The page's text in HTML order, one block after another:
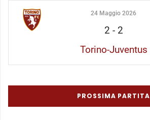
24 Maggio 2026
2 - 2
Torino-Juventus
PROSSIMA PARTITA